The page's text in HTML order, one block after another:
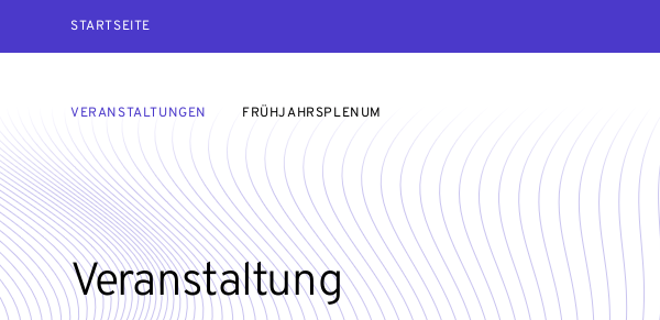
STARTSEITE
VERANSTALTUNGEN FRÜHJAHRSPLENUM
Veranstaltung